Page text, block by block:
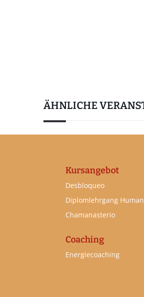
ÄHNLICHE
Kursangebot
Desbloqueo
Diplomlehrgang
Chamanasterio
Coaching
Energiecoaching